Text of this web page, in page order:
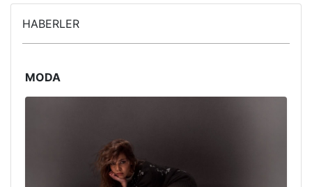
HABERLER
MODA